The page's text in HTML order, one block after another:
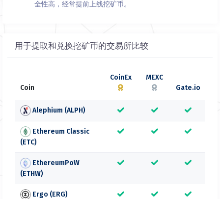
全性高，经常提前上线挖矿币。
用于提取和兑换挖矿币的交易所比较
Coin
CoinEx
MEXC
Gate.io
Alephium (ALPH)
Ethereum Classic
(ETC)
EthereumPoW
(ETHW)
Ergo (ERG)